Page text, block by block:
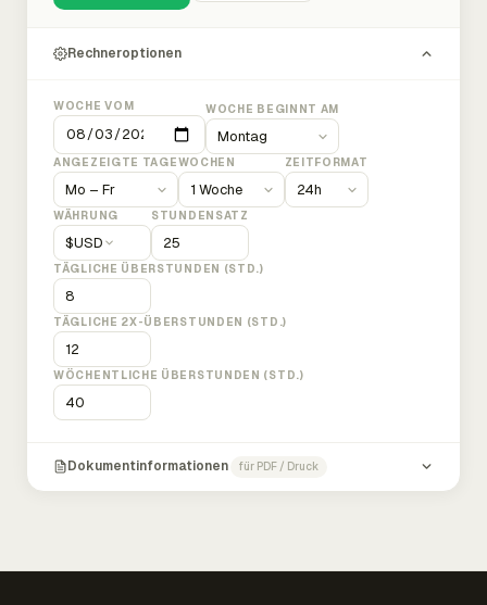
Rechneroptionen
WOCHE VOM WOCHE BEGINNT AM
ANGEZEIGTE TAGEWOCHEN ZEITFORMAT
WÄHRUNG
$USD
STUNDENSATZ
TÄGLICHE ÜBERSTUNDEN (STD.)
TÄGLICHE 2X-ÜBERSTUNDEN (STD.)
WÖCHENTLICHE ÜBERSTUNDEN (STD.)
Dokumentinformationen für PDF / Druck